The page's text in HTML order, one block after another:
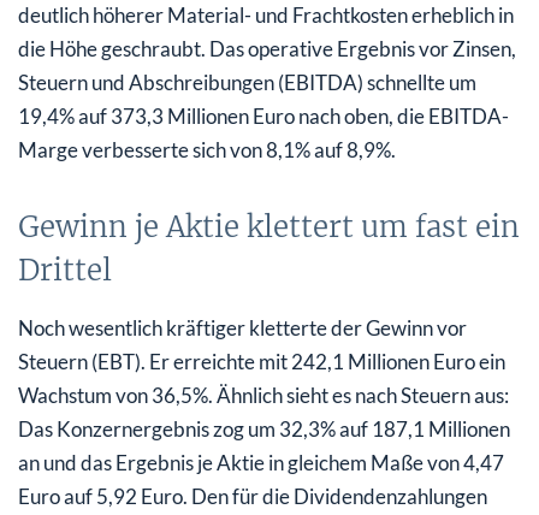
deutlich höherer Material- und Frachtkosten erheblich in
die Höhe geschraubt. Das operative Ergebnis vor Zinsen,
Steuern und Abschreibungen (EBITDA) schnellte um
19,4% auf 373,3 Millionen Euro nach oben, die EBITDA-
Marge verbesserte sich von 8,1% auf 8,9%.
Gewinn je Aktie klettert um fast ein
Drittel
Noch wesentlich kräftiger kletterte der Gewinn vor
Steuern (EBT). Er erreichte mit 242,1 Millionen Euro ein
Wachstum von 36,5%. Ähnlich sieht es nach Steuern aus:
Das Konzernergebnis zog um 32,3% auf 187,1 Millionen
an und das Ergebnis je Aktie in gleichem Maße von 4,47
Euro auf 5,92 Euro. Den für die Dividendenzahlungen